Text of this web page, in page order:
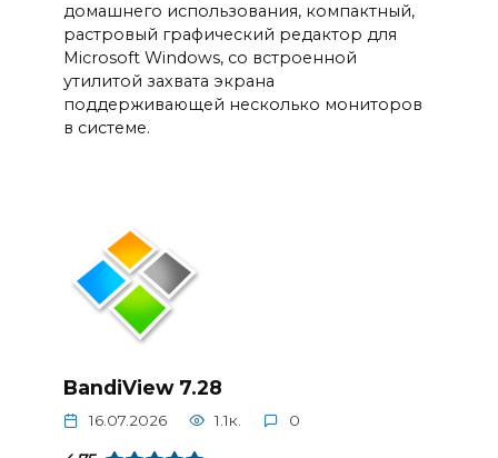
домашнего использования, компактный,
растровый графический редактор для
Microsoft Windows, со встроенной
утилитой захвата экрана
поддерживающей несколько мониторов
в системе.
BandiView 7.28
16.07.2026 1.1к. 0